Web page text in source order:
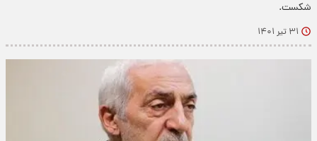
شکست.
۳۱ تیر ۱۴۰۱